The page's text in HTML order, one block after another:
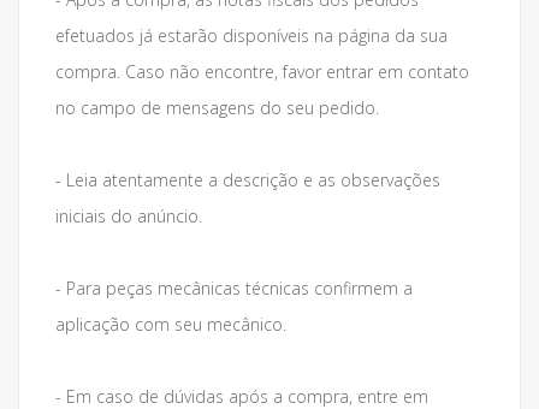
efetuados já estarão disponíveis na página da sua
compra. Caso não encontre, favor entrar em contato
no campo de mensagens do seu pedido.
- Leia atentamente a descrição e as observações
iniciais do anúncio.
- Para peças mecânicas técnicas confirmem a
aplicação com seu mecânico.
- Em caso de dúvidas após a compra, entre em